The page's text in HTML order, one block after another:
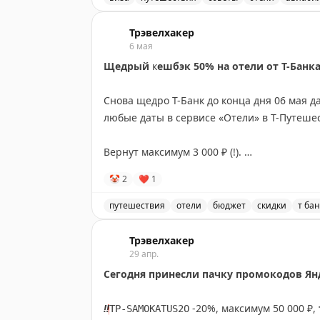
Собралипапкуканалов про
можно посмотреть, как люди планируют
Трэвелхакер
6 мая
Щедрый кешбэк 50% на отели от Т-Банка
Снова щедро Т-Банк до конца дня 06 мая
любые даты в сервисе «Отели» в Т-
Вернут максимум 3 000 ₽ (!).
Бронировать на сайте
Чтобы наверняка сработало нужно зайти
Если карты ещё нет, то можно оформить
🤡2 ❤ 1
путешествия отели бюджет скидки т
Трэвелхакер
29 апр.
Сегодня принесли пачку промокодов
‼️TP-SAMOKATUS2O -20%, максимум 50 000 ₽,